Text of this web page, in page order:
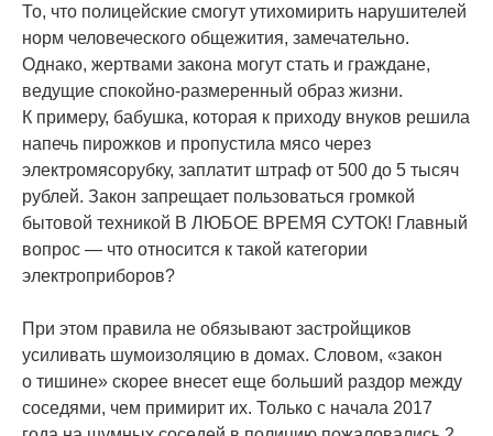
То, что полицейские смогут утихомирить нарушителей
норм человеческого общежития, замечательно.
Однако, жертвами закона могут стать и граждане,
ведущие спокойно-размеренный образ жизни.
К примеру, бабушка, которая к приходу внуков решила
напечь пирожков и пропустила мясо через
электромясорубку, заплатит штраф от 500 до 5 тысяч
рублей. Закон запрещает пользоваться громкой
бытовой техникой В ЛЮБОЕ ВРЕМЯ СУТОК! Главный
вопрос — что относится к такой категории
электроприборов?
При этом правила не обязывают застройщиков
усиливать шумоизоляцию в домах. Словом, «закон
о тишине» скорее внесет еще больший раздор между
соседями, чем примирит их. Только с начала 2017